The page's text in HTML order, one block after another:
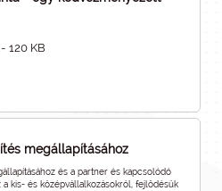
120 KB
megállapításához
és a partner és kapcsolódó
a kis- és középvállalkozásokról, fejlődésük